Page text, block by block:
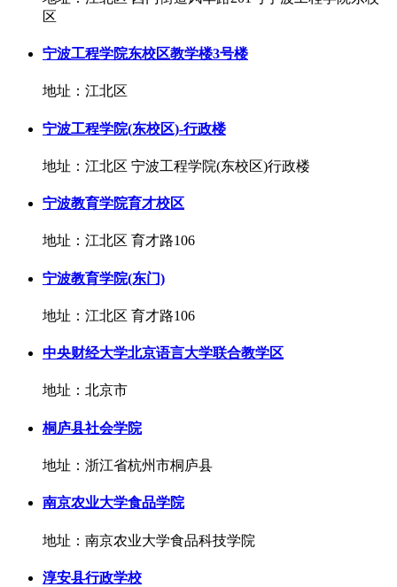
区
宁波工程学院东校区教学楼3号楼
地址：江北区
宁波工程学院(东校区)-行政楼
地址：江北区 宁波工程学院(东校区)行政楼
宁波教育学院育才校区
地址：江北区 育才路106
宁波教育学院(东门)
地址：江北区 育才路106
中央财经大学北京语言大学联合教学区
地址：北京市
桐庐县社会学院
地址：浙江省杭州市桐庐县
南京农业大学食品学院
地址：南京农业大学食品科技学院
淳安县行政学校